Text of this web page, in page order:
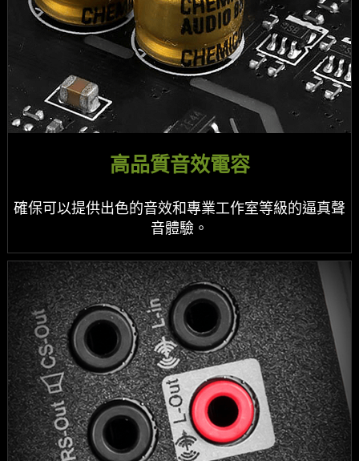
高品質音效電容
確保可以提供出色的音效和專業工作室等級的逼真聲
音體驗。